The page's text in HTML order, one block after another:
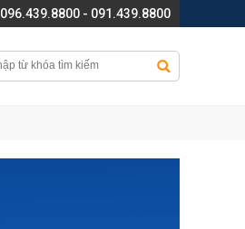
096.439.8800 - 091.439.8800